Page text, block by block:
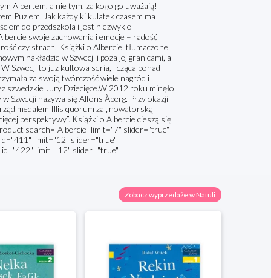
Albertem, a nie tym, za kogo go uważają!
Puzlem. Jak każdy kilkulatek czasem ma
do przedszkola i jest niezwykle
swoje zachowania i emocje – radość
czy strach. Książki o Albercie, tłumaczone
nakładzie w Szwecji i poza jej granicami, a
Szwecji to już kultowa seria, licząca ponad
za swoją twórczość wiele nagród i
szwedzkie Jury Dziecięce.W 2012 roku minęło
Szwecji nazywa się Alfons Åberg. Przy okazji
medalem Illis quorum za „nowatorską
perspektywy”. Książki o Albercie cieszą się
search="Albercie" limit="7" slider="true"
limit="12" slider="true"
limit="12" slider="true"
Zobacz wyprzedaże w Natuli